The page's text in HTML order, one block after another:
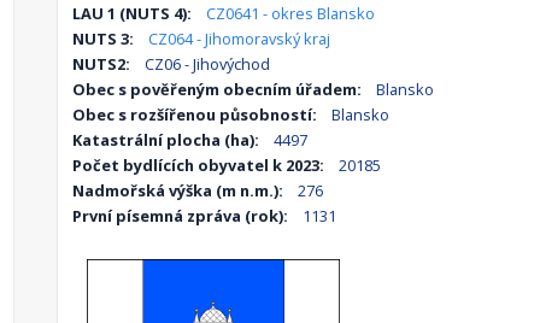
LAU 1 (NUTS 4):
CZ0641 - okres Blansko
NUTS 3:
CZ064 - Jihomoravský kraj
NUTS2:
CZ06 - Jihovýchod
Obec s pověřeným obecním úřadem:
Blansko
Obec s rozšířenou působností:
Blansko
Katastrální plocha (ha):
4497
Počet bydlících obyvatel k 2023:
20185
Nadmořská výška (m n.m.):
276
První písemná zpráva (rok):
1131